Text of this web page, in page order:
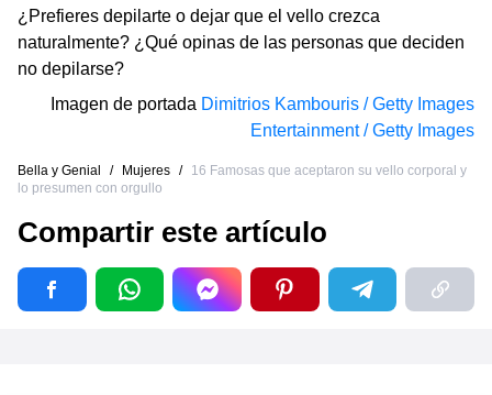
¿Prefieres depilarte o dejar que el vello crezca
naturalmente? ¿Qué opinas de las personas que deciden
no depilarse?
Imagen de portada Dimitrios Kambouris / Getty Images
Entertainment / Getty Images
Bella y Genial / Mujeres /
16 Famosas que aceptaron su vello corporal y
lo presumen con orgullo
Compartir este artículo